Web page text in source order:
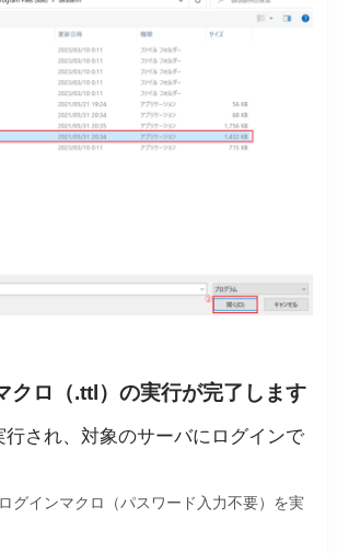
クロ（.ttl）の実行が完了します
行され、対象のサーバにログインで
インマクロ（パスワード入力不要）を実